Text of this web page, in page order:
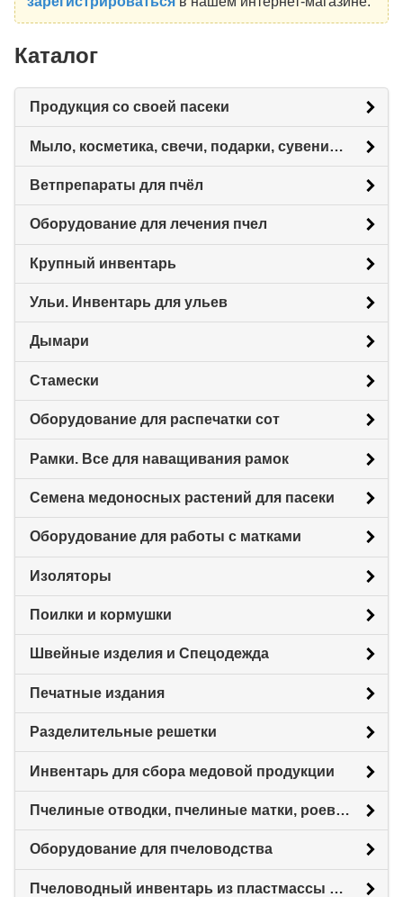
Каталог
Продукция со своей пасеки
Мыло, косметика, свечи, подарки, сувениры.
Ветпрепараты для пчёл
Оборудование для лечения пчел
Крупный инвентарь
Ульи. Инвентарь для ульев
Дымари
Стамески
Оборудование для распечатки сот
Рамки. Все для наващивания рамок
Семена медоносных растений для пасеки
Оборудование для работы с матками
Изоляторы
Поилки и кормушки
Швейные изделия и Спецодежда
Печатные издания
Разделительные решетки
Инвентарь для сбора медовой продукции
Пчелиные отводки, пчелиные матки, роевни
Оборудование для пчеловодства
Пчеловодный инвентарь из пластмассы для пасеки